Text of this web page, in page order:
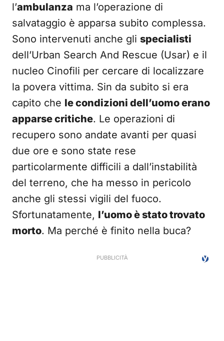
l’ambulanza ma l’operazione di
salvataggio è apparsa subito complessa.
Sono intervenuti anche gli specialisti
dell’Urban Search And Rescue (Usar) e il
nucleo Cinofili per cercare di localizzare
la povera vittima. Sin da subito si era
capito che le condizioni dell’uomo erano
apparse critiche. Le operazioni di
recupero sono andate avanti per quasi
due ore e sono state rese
particolarmente difficili a dall’instabilità
del terreno, che ha messo in pericolo
anche gli stessi vigili del fuoco.
Sfortunatamente, l’uomo è stato trovato
morto. Ma perché è finito nella buca?